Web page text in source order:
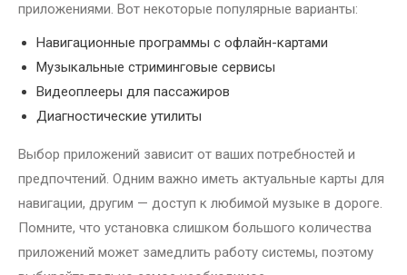
приложениями. Вот некоторые популярные варианты:
Навигационные программы с офлайн-картами
Музыкальные стриминговые сервисы
Видеоплееры для пассажиров
Диагностические утилиты
Выбор приложений зависит от ваших потребностей и
предпочтений. Одним важно иметь актуальные карты для
навигации, другим — доступ к любимой музыке в дороге.
Помните, что установка слишком большого количества
приложений может замедлить работу системы, поэтому